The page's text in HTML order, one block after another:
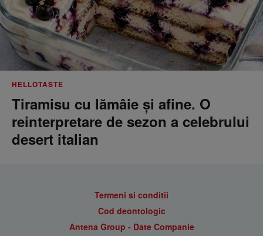
HELLOTASTE
Tiramisu cu lămâie și afine. O
reinterpretare de sezon a celebrului
desert italian
Termeni si conditii
Cod deontologic
Antena Group - Date Companie